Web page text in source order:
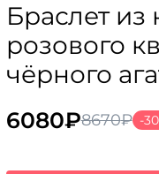
Браслет из
розового
чёрного
8670₽
6080₽
Текущая
-